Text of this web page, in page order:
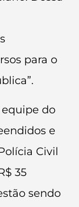
para o
do
e
Civil
35
sendo